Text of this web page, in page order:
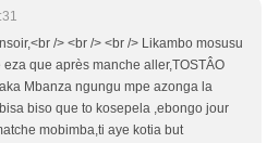
/> <br /> <br /> Likambo mosusu
que après manche aller,TOSTÂO
Mbanza ngungu mpe azonga la
biso que to kosepela ,ebongo jour
mobimba,ti aye kotia but